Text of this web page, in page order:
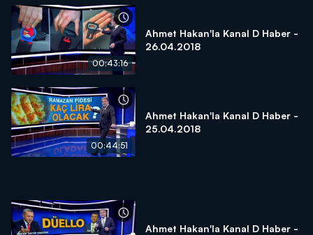
00:43:16
Ahmet Hakan'la Kanal D Haber -
26.04.2018
00:44:51
Ahmet Hakan'la Kanal D Haber -
25.04.2018
Ahmet Hakan'la Kanal D Haber -